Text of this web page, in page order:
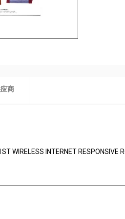
商
WIRELESS INTERNET RESPONSIVE